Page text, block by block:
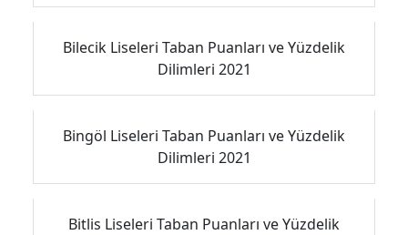
Bilecik Liseleri Taban Puanları ve Yüzdelik
Dilimleri 2021
Bingöl Liseleri Taban Puanları ve Yüzdelik
Dilimleri 2021
Bitlis Liseleri Taban Puanları ve Yüzdelik